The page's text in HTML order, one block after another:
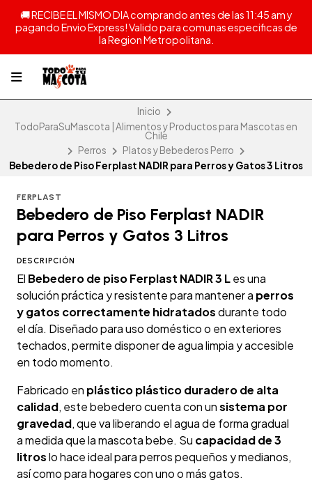
🚚 RECIBE EL MISMO DIA comprando antes de las 11:45 am y
pagando Envio Express! Valido para comunas especificas de
la Region Metropolitana.
Inicio
TodoParaSuMascota | Alimentos y Productos para Mascotas en
Chile
Perros
Platos y Bebederos Perro
Bebedero de Piso Ferplast NADIR para Perros y Gatos 3 Litros
FERPLAST
Bebedero de Piso Ferplast NADIR
para Perros y Gatos 3 Litros
DESCRIPCIÓN
El Bebedero de piso Ferplast NADIR 3 Les una
solución práctica y resistente para mantener a perros
y gatos correctamente hidratadosdurante todo
el día. Diseñado para uso doméstico o en exteriores
techados, permite disponer de agua limpia y accesible
en todo momento.
Fabricado en plástico plástico duradero de alta
calidad, este bebedero cuenta con unsistema por
gravedad, que va liberando el agua de forma gradual
a medida que la mascota bebe. Su capacidad de 3
litroslo hace ideal para perros pequeños y medianos,
así como para hogares con uno o más gatos.